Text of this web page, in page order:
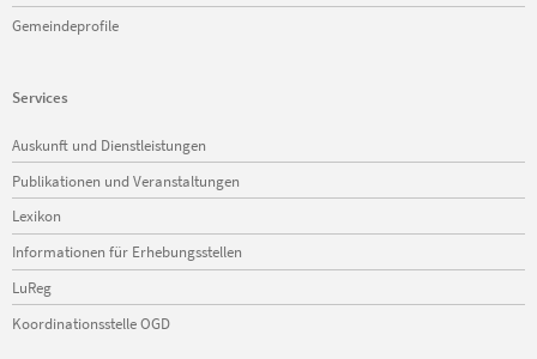
Gemeindeprofile
Services
Navigation
überspringen
Auskunft und Dienstleistungen
Publikationen und Veranstaltungen
Lexikon
Informationen für Erhebungsstellen
LuReg
Koordinationsstelle OGD